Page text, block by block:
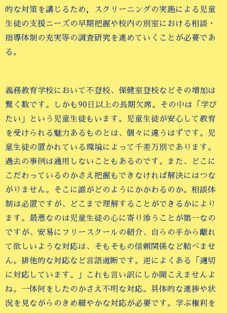
的な対策を講じるため，スクリーニングの実施による児童
生徒の支援ニーズの早期把握や校内の別室における相談・
指導体制の充実等の調査研究を進めていくことが必要であ
る。
義務教育学校において不登校、保健室登校などその増加は
驚く数です。しかも90日以上の長期欠席。その中は「学び
たい」という児童生徒もいます。児童生徒が安心して教育
を受けられる魅力あるものとは、個々に違うはずです。児
童生徒の置かれている環境によって千差万別であります。
過去の事例は通用しないこともあるのです。また、どこに
こだわっているのかさえ把握もできなければ解決にはつな
がりません。そこに誰がどのようにかかわるのか。相談体
制は必置ですが、どこまで理解することができるかにより
ます。最悪なのは児童生徒の心に寄り添うことが第一なの
ですが、安易にフリースクールの紹介、自らの手から離れ
て欲しいような対応は、そもそもの信頼関係など結べませ
ん。排他的な対応など言語道断です。逆によくある「適切
に対応しています。」これも言い訳にしか聞こえませんよ
ね。一体何をしたのかさえ不明な対応。具体的な進捗や状
況を見ながらのきめ細やかな対応が必要です。学ぶ権利を